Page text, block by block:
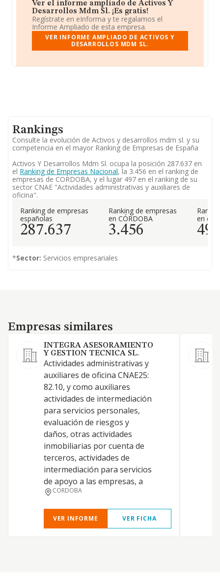
Ver el informe ampliado de Activos Y
Desarrollos Mdm Sl. ¡Es gratis!
Regístrate en eInforma y te regalamos el
Informe Ampliado de esta empresa.
VER INFORME AMPLIADO DE ACTIVOS Y
DESARROLLOS MDM SL.
Rankings
Consulte la evolución de Activos y desarrollos mdm sl. y su
competencia en el mayor Ranking de Empresas de España
Activos Y Desarrollos Mdm Sl. ocupa la posición 287.637 en
el Ranking de Empresas Nacional, la 3.456 en el ranking de
empresas de CORDOBA, y el lugar 497 en el ranking de su
sector CNAE "Actividades administrativas y auxiliares de
oficina".
Ranking de empresas
españolas
287.637
Ranking de empresas
en CÓRDOBA
3.456
en el
497
*Sector: Servicios empresariales
Empresas similares
Empresas similares
INTEGRA ASESORAMIENTO
Y GESTION TECNICA SL.
Actividades administrativas y
auxiliares de oficina CNAE25:
82.10, y como auxiliares
actividades de intermediación
para servicios personales,
evaluación de riesgos y
daños, otras actividades
inmobiliarias por cuenta de
terceros, actividades de
intermediación para servicios
de apoyo a las empresas, a
CORDOBA
VER INFORME VER FICHA